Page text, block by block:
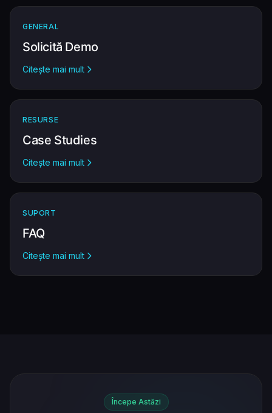
GENERAL
Solicită Demo
Citește mai mult
RESURSE
Case Studies
Citește mai mult
SUPORT
FAQ
Citește mai mult
Începe Astăzi